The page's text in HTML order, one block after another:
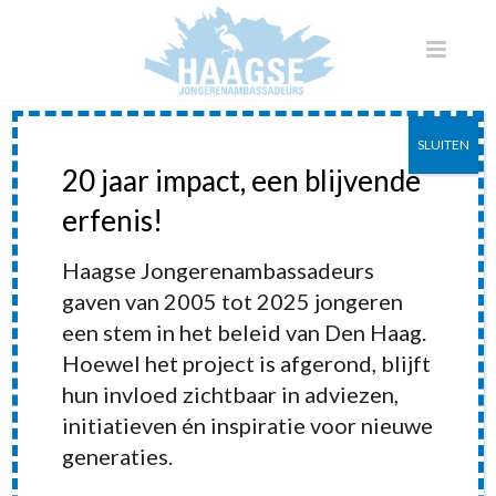
20 jaar impact, een blijvende
erfenis!
Haagse Jongerenambassadeurs
gaven van 2005 tot 2025 jongeren
een stem in het beleid van Den Haag.
Hoewel het project is afgerond, blijft
hun invloed zichtbaar in adviezen,
initiatieven én inspiratie voor nieuwe
generaties.
SLUITEN